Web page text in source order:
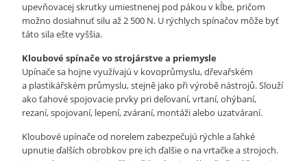
upevňovacej skrutky umiestnenej pod pákou v kĺbe, pričom
možno dosiahnuť silu až 2 500 N. U rýchlych spínačov môže byť
táto sila ešte vyššia.
Kloubové spínače vo strojárstve a priemysle
Upínače sa hojne využívajú v kovoprůmyslu, dřevařském
a plastikářském průmyslu, stejně jako při výrobě nástrojů. Slouží
ako ťahové spojovacie prvky pri deľovaní, vrtaní, ohýbaní,
rezaní, spojovaní, lepení, zváraní, montáži alebo uzatváraní.
Kloubové upínače od norelem zabezpečujú rýchle a ľahké
upnutie ďalších obrobkov pre ich ďalšie o na vrtačke a strojoch.